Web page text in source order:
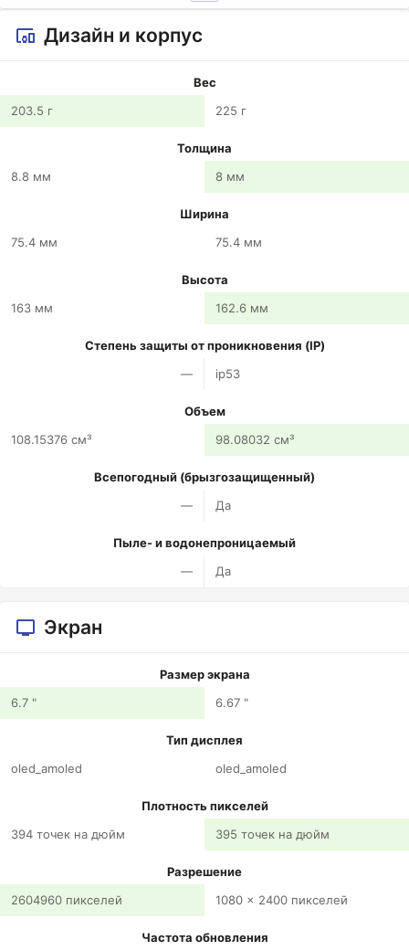
Дизайн и корпус
Вес
203.5 г
225 г
Толщина
8.8 мм
8 мм
Ширина
75.4 мм
75.4 мм
Высота
163 мм
162.6 мм
Степень защиты от проникновения (IP)
—
ip53
Объем
108.15376 см³
98.08032 см³
Всепогодный (брызгозащищенный)
—
Да
Пыле- и водонепроницаемый
—
Да
Экран
Размер экрана
6.7 "
6.67 "
Тип дисплея
oled_amoled
oled_amoled
Плотность пикселей
394 точек на дюйм
395 точек на дюйм
Разрешение
2604960 пикселей
1080 x 2400 пикселей
Частота обновления